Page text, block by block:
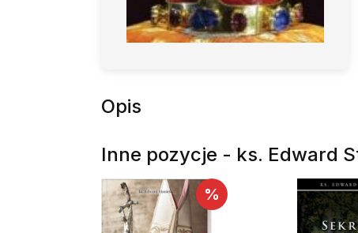
Opis
Inne pozycje - ks. Edward
%